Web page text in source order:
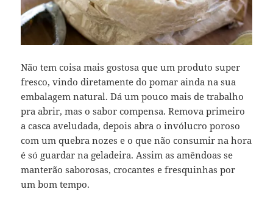
Não tem coisa mais gostosa que um produto super
fresco, vindo diretamente do pomar ainda na sua
embalagem natural. Dá um pouco mais de trabalho
pra abrir, mas o sabor compensa. Remova primeiro
a casca aveludada, depois abra o invólucro poroso
com um quebra nozes e o que não consumir na hora
é só guardar na geladeira. Assim as amêndoas se
manterão saborosas, crocantes e fresquinhas por
um bom tempo.